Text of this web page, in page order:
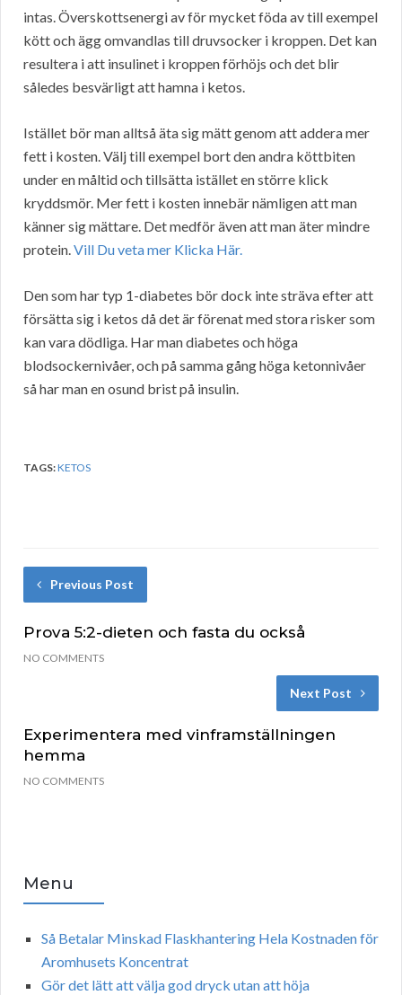
intas. Överskottsenergi av för mycket föda av till exempel
kött och ägg omvandlas till druvsocker i kroppen. Det kan
resultera i att insulinet i kroppen förhöjs och det blir
således besvärligt att hamna i ketos.
Istället bör man alltså äta sig mätt genom att addera mer
fett i kosten. Välj till exempel bort den andra köttbiten
under en måltid och tillsätta istället en större klick
kryddsmör. Mer fett i kosten innebär nämligen att man
känner sig mättare. Det medför även att man äter mindre
protein.Vill Du veta mer Klicka Här.
Den som har typ 1-diabetes bör dock inte sträva efter att
försätta sig i ketos då det är förenat med stora risker som
kan vara dödliga. Har man diabetes och höga
blodsockernivåer, och på samma gång höga ketonnivåer
så har man en osund brist på insulin.
TAGS:KETOS
Previous Post
Prova 5:2-dieten och fasta du också
NO COMMENTS
Next Post
Experimentera med vinframställningen
hemma
NO COMMENTS
Menu
Så Betalar Minskad Flaskhantering Hela Kostnaden för
Aromhusets Koncentrat
Gör det lätt att välja god dryck utan att höja